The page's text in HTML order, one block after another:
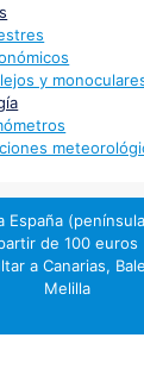
y
a España
de 100 euros
a Canarias,
Melilla